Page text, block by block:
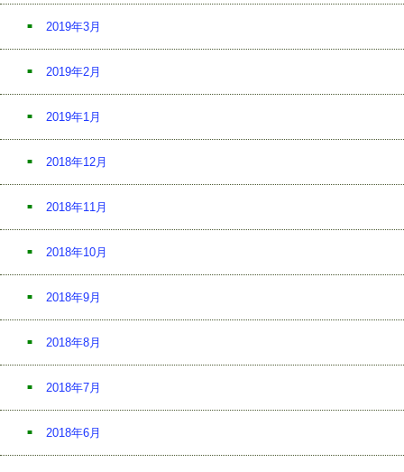
2019年3月
2019年2月
2019年1月
2018年12月
2018年11月
2018年10月
2018年9月
2018年8月
2018年7月
2018年6月